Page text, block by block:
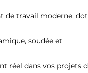
de travail moderne,
soudée et
réel dans vos projets